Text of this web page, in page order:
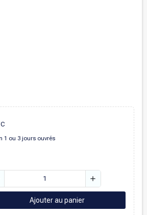
1 ou 3 jours ouvrés
add
Ajouter au panier